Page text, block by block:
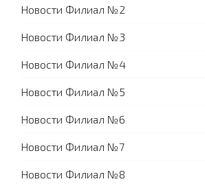
Новости Филиал №2
Новости Филиал №3
Новости Филиал №4
Новости Филиал №5
Новости Филиал №6
Новости Филиал №7
Новости Филиал №8